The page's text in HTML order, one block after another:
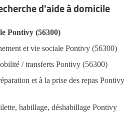
d'aide à domicile
Pontivy (56300)
et vie sociale Pontivy (56300)
/ transferts Pontivy (56300)
et à la prise des repas Pontivy
habillage, déshabillage Pontivy